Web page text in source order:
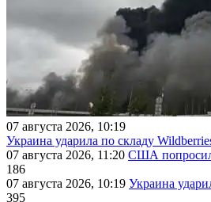
07 августа 2026, 10:19
Украина ударила по складу
07 августа 2026, 11:20 США
186
07 августа 2026, 10:19 Украина
395